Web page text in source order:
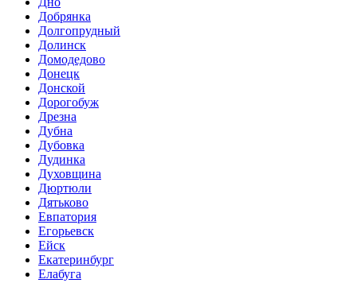
Добрянка
Долгопрудный
Долинск
Домодедово
Донецк
Донской
Дорогобуж
Дрезна
Дубна
Дубовка
Дудинка
Духовщина
Дюртюли
Дятьково
Евпатория
Егорьевск
Ейск
Екатеринбург
Елабуга